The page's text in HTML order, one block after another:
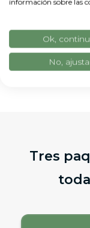
Tres
Ok,
No,